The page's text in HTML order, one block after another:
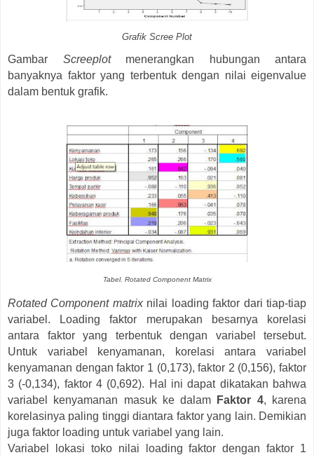
Grafik Scree Plot
Gambar Screeplotmenerangkan hubungan antara
banyaknya faktor yang terbentuk dengan nilai eigenvalue
dalam bentuk grafik.
Tabel. Rotated Component Matrix
Rotated Component matrix nilai loading faktor dari tiap-tiap
variabel. Loading faktor merupakan besarnya korelasi
antara faktor yang terbentuk dengan variabel tersebut.
Untuk variabel kenyamanan, korelasi antara variabel
kenyamanan dengan faktor 1 (0,173), faktor 2 (0,156), faktor
3 (-0,134), faktor 4 (0,692). Hal ini dapat dikatakan bahwa
variabel kenyamanan masuk ke dalam
Faktor 4, karena
korelasinya paling tinggi diantara faktor yang lain. Demikian
juga faktor loading untuk variabel yang lain.
Variabel lokasi toko nilai loading faktor dengan faktor 1